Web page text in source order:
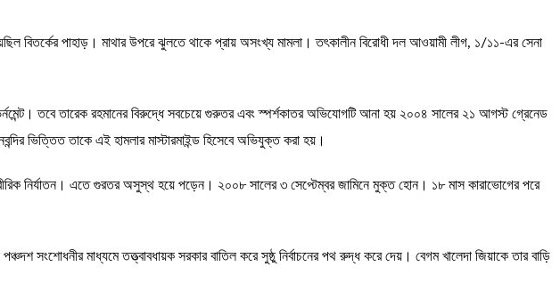
বিতর্কের পাহাড়। মাথার উপরে ঝুলতে থাকে প্রায় অসংখ্য মামলা। তৎকালীন বিরোধী দল আওয়ামী লীগ, ১/১১-এর সেনা
গভর্নমেন্ট। তবে তারেক রহমানের বিরুদ্ধে সবচেয়ে গুরুতর এবং স্পর্শকাতর অভিযোগটি আনা হয় ২০০৪ সালের ২১ আগস্ট গ্রেনেড
ভিত্তিত তাকে এই হামলার মাস্টারমাইন্ড হিসেবে অভিযুক্ত করা হয়।
নির্যাতন। এতে গুরতর অসুস্থ হয়ে পড়েন। ২০০৮ সালের ৩ সেপ্টেম্বর জামিনে মুক্ত হোন। ১৮ মাস কারাভোগের পরে
সংশোধনীর মাধ্যমে তত্ত্বাবধায়ক সরকার বাতিল করে সুষ্ঠু নির্বাচনের পথ রুদ্ধ করে দেয়। বেগম খালেদা জিয়াকে তার বাড়ি